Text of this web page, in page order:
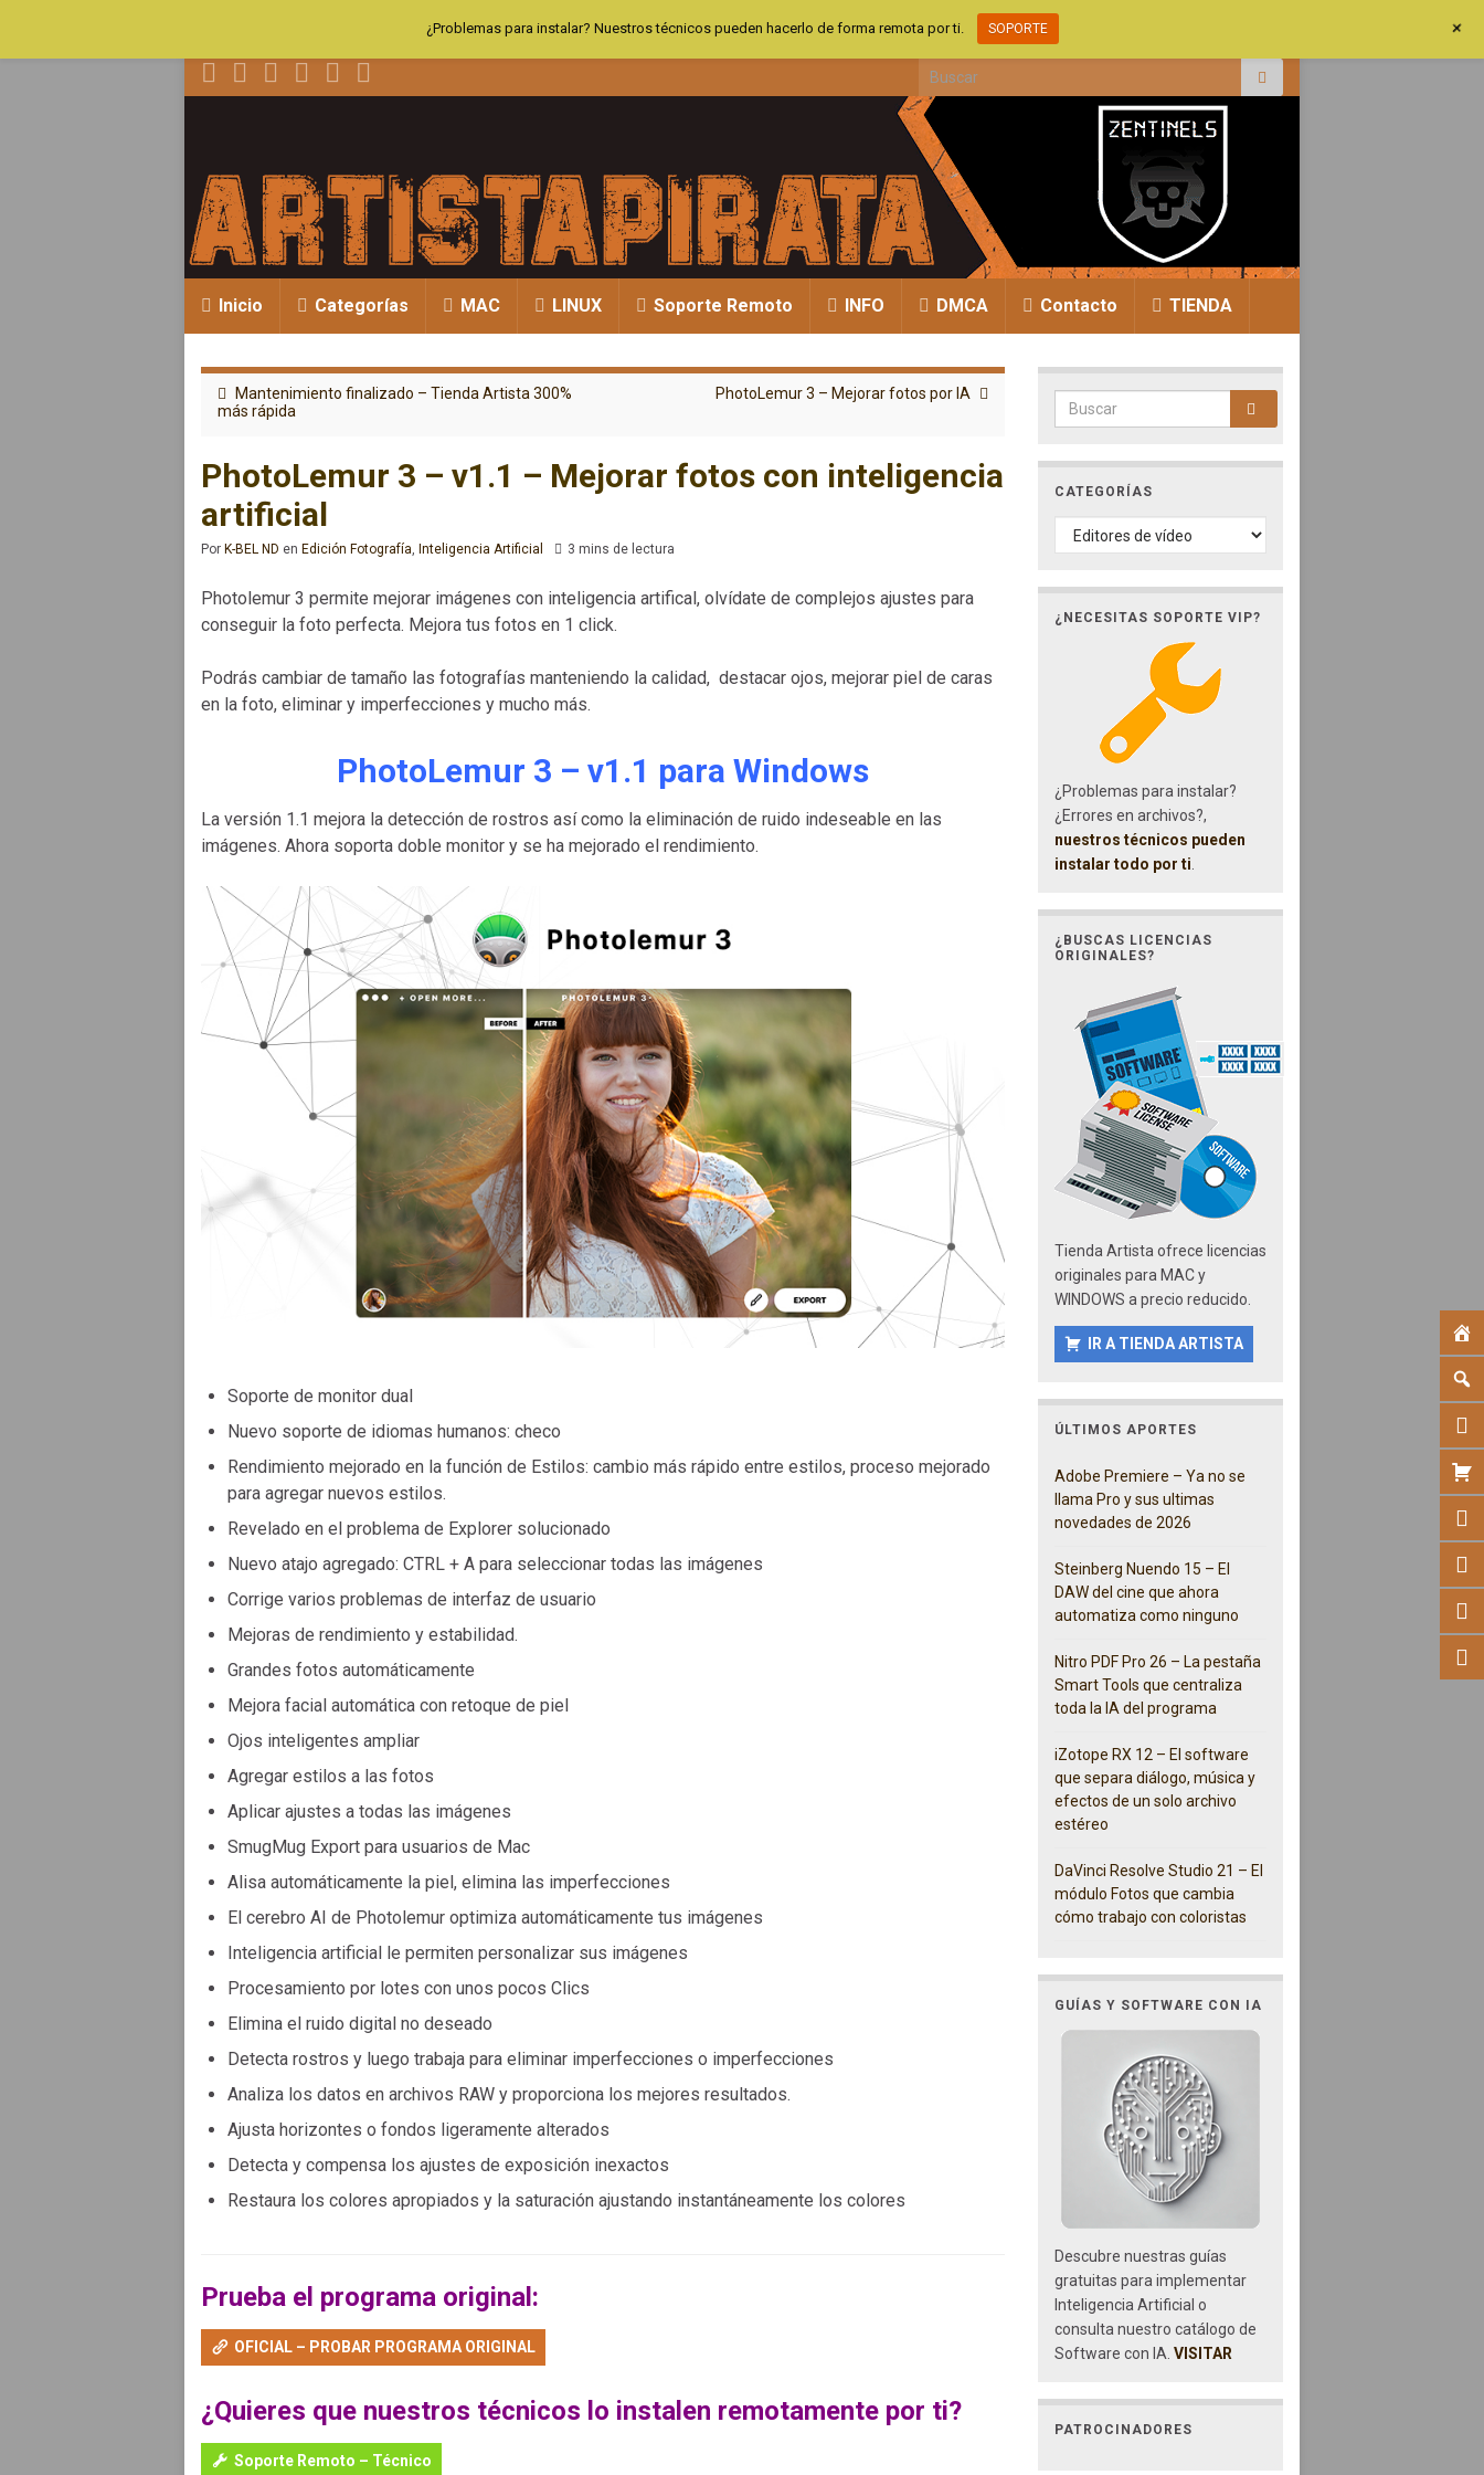
Search for:
Inicio Categorías MAC LINUX Soporte Remoto INFO DMCA Contacto TIENDA
Mantenimiento finalizado – Tienda Artista 300%
más rápida
PhotoLemur 3 – Mejorar fotos por IA
PhotoLemur 3 – v1.1 – Mejorar fotos con inteligencia
artificial
Por K-BEL ND en Edición Fotografía Inteligencia Artificial 3 mins de lectura
Photolemur 3 permite mejorar imágenes con inteligencia artifical, olvídate de complejos ajustes para
conseguir la foto perfecta. Mejora tus fotos en 1 click.
Podrás cambiar de tamaño las fotografías manteniendo la calidad, destacar ojos, mejorar piel de caras
en la foto, eliminar y imperfecciones y mucho más.
PhotoLemur 3 – v1.1 para Windows
La versión 1.1 mejora la detección de rostros así como la eliminación de ruido indeseable en las
imágenes. Ahora soporta doble monitor y se ha mejorado el rendimiento.
Soporte de monitor dual
Nuevo soporte de idiomas humanos: checo
Rendimiento mejorado en la función de Estilos: cambio más rápido entre estilos, proceso mejorado
para agregar nuevos estilos.
Revelado en el problema de Explorer solucionado
Nuevo atajo agregado: CTRL + A para seleccionar todas las imágenes
Corrige varios problemas de interfaz de usuario
Mejoras de rendimiento y estabilidad.
Grandes fotos automáticamente
Mejora facial automática con retoque de piel
Ojos inteligentes ampliar
Agregar estilos a las fotos
Aplicar ajustes a todas las imágenes
SmugMug Export para usuarios de Mac
Alisa automáticamente la piel, elimina las imperfecciones
El cerebro AI de Photolemur optimiza automáticamente tus imágenes
Inteligencia artificial le permiten personalizar sus imágenes
Procesamiento por lotes con unos pocos Clics
Elimina el ruido digital no deseado
Detecta rostros y luego trabaja para eliminar imperfecciones o imperfecciones
Analiza los datos en archivos RAW y proporciona los mejores resultados.
Ajusta horizontes o fondos ligeramente alterados
Detecta y compensa los ajustes de exposición inexactos
Restaura los colores apropiados y la saturación ajustando instantáneamente los colores
Prueba el programa original:
OFICIAL – PROBAR PROGRAMA ORIGINAL
¿Quieres que nuestros técnicos lo instalen remotamente por ti?
Soporte Remoto – Técnico
Search for:
CATEGORÍAS
CATEGORÍAS
¿NECESITAS SOPORTE VIP?
¿Problemas para instalar?
¿Errores en archivos?,
nuestros técnicos pueden
instalar todo por ti
¿BUSCAS LICENCIAS
ORIGINALES?
Tienda Artista ofrece licencias
originales para MAC y
WINDOWS a precio reducido.
IR A TIENDA ARTISTA
ÚLTIMOS APORTES
Adobe Premiere – Ya no se
llama Pro y sus ultimas
novedades de 2026
Steinberg Nuendo 15 – El
DAW del cine que ahora
automatiza como ninguno
Nitro PDF Pro 26 – La pestaña
Smart Tools que centraliza
toda la IA del programa
iZotope RX 12 – El software
que separa diálogo, música y
efectos de un solo archivo
estéreo
DaVinci Resolve Studio 21 – El
módulo Fotos que cambia
cómo trabajo con coloristas
GUÍAS Y SOFTWARE CON IA
Descubre nuestras guías
gratuitas para implementar
Inteligencia Artificial o
consulta nuestro catálogo de
Software con IA. VISITAR
PATROCINADORES
¿Problemas para instalar? Nuestros técnicos pueden hacerlo de forma remota por ti. SOPORTE +